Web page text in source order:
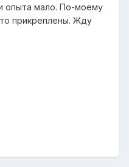
опыта мало. По-моему
прикреплены. Жду